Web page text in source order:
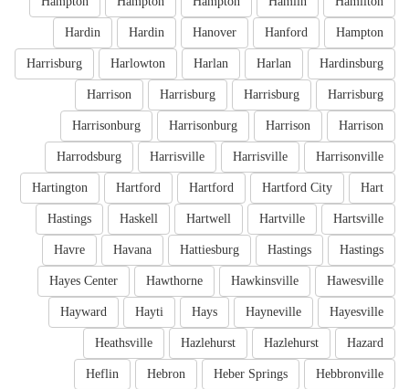
Hampton
Hanford
Hanover
Hardin
Hardin
Hardinsburg
Harlan
Harlan
Harlowton
Harrisburg
Harrisburg
Harrisburg
Harrisburg
Harrison
Harrison
Harrison
Harrisonburg
Harrisonburg
Harrisonville
Harrisville
Harrisville
Harrodsburg
Hart
Hartford City
Hartford
Hartford
Hartington
Hartsville
Hartville
Hartwell
Haskell
Hastings
Hastings
Hastings
Hattiesburg
Havana
Havre
Hawesville
Hawkinsville
Hawthorne
Hayes Center
Hayesville
Hayneville
Hays
Hayti
Hayward
Hazard
Hazlehurst
Hazlehurst
Heathsville
Hebbronville
Heber Springs
Hebron
Heflin